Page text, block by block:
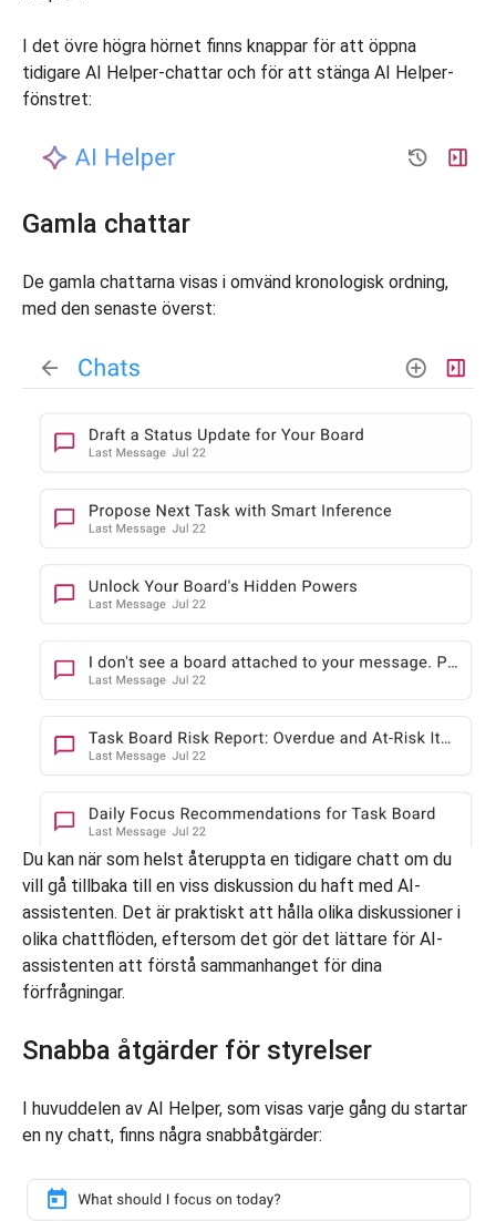
I det övre högra hörnet finns knappar för att öppna
tidigare AI Helper-chattar och för att stänga AI Helper-
fönstret:
Gamla chattar
De gamla chattarna visas i omvänd kronologisk ordning,
med den senaste överst:
Du kan när som helst återuppta en tidigare chatt om du
vill gå tillbaka till en viss diskussion du haft med AI-
assistenten. Det är praktiskt att hålla olika diskussioner i
olika chattflöden, eftersom det gör det lättare för AI-
assistenten att förstå sammanhanget för dina
förfrågningar.
Snabba åtgärder för styrelser
I huvuddelen av AI Helper, som visas varje gång du startar
en ny chatt, finns några snabbåtgärder: